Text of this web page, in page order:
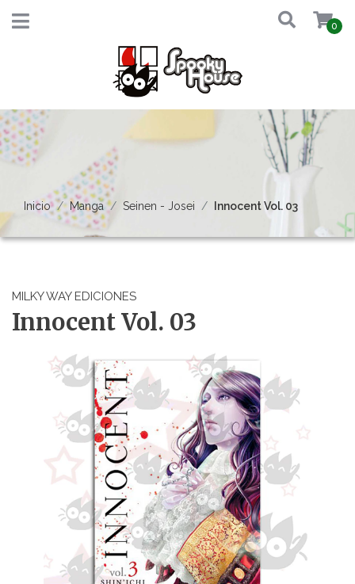
0
Inicio Manga Seinen - Josei Innocent Vol. 03
MILKY WAY EDICIONES
Innocent Vol. 03